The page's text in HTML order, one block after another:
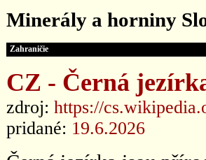
Minerály a horniny
Zahraničie
CZ - Černá
zdroj: https://
pridané: 19.6.2026